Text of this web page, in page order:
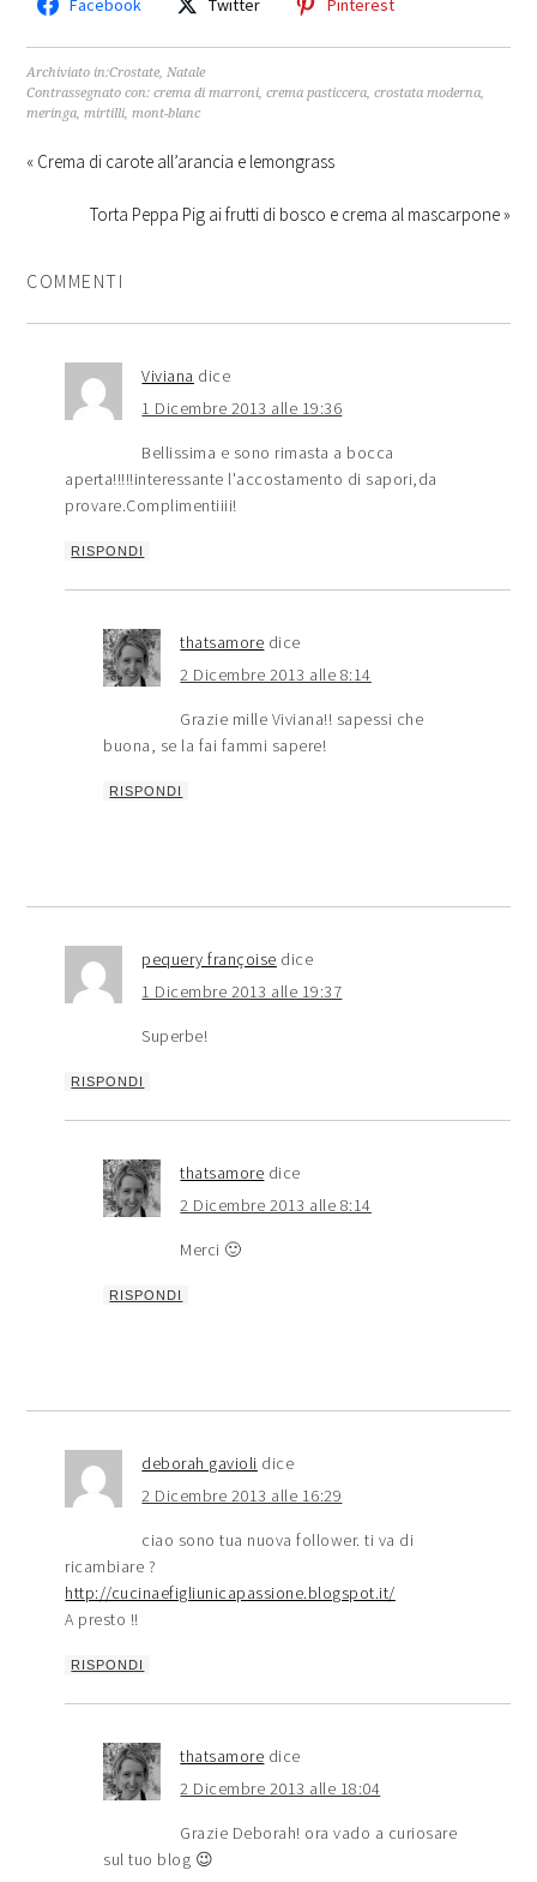
Facebook Twitter Pinterest
Archiviato in:Crostate,Natale
Contrassegnato con:crema di marroni,crema pasticcera,crostata moderna,
meringa,mirtilli,mont-blanc
« Crema di carote all’arancia e lemongrass
Torta Peppa Pig ai frutti di bosco e crema al mascarpone »
COMMENTI
Viviana dice
1 Dicembre 2013 alle 19:36
Bellissima e sono rimasta a bocca
aperta!!!!!interessante l'accostamento di sapori,da
provare.Complimentiiii!
RISPONDI
thatsamore dice
2 Dicembre 2013 alle 8:14
Grazie mille Viviana!! sapessi che
buona, se la fai fammi sapere!
RISPONDI
pequery françoise dice
1 Dicembre 2013 alle 19:37
Superbe!
RISPONDI
thatsamore dice
2 Dicembre 2013 alle 8:14
Merci 🙂
RISPONDI
deborah gavioli dice
2 Dicembre 2013 alle 16:29
ciao sono tua nuova follower. ti va di
ricambiare ?
http://cucinaefigliunicapassione.blogspot.it/
A presto !!
RISPONDI
thatsamore dice
2 Dicembre 2013 alle 18:04
Grazie Deborah! ora vado a curiosare
sul tuo blog 😉